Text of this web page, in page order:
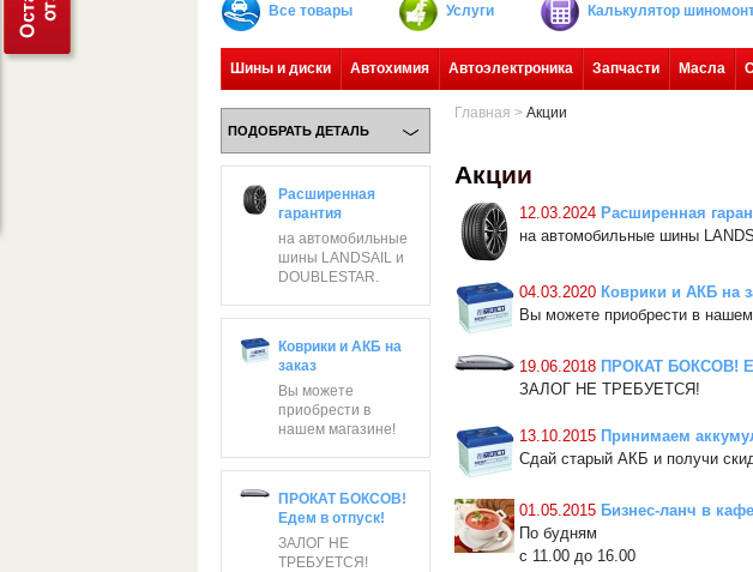
Все товары Услуги Калькулятор
Шины и диски Автохимия Автоэлектроника Запчасти Масла
ПОДОБРАТЬ ДЕТАЛЬ
Расширенная
гарантия
на автомобильные
шины LANDSAIL и
DOUBLESTAR.
Коврики и АКБ на
заказ
Вы можете
приобрести в
нашем магазине!
ПРОКАТ БОКСОВ!
Едем в отпуск!
ЗАЛОГ НЕ
ТРЕБУЕТСЯ!
Главная > Акции
Акции
12.03.2024 Расширенная
на автомобильные шины
04.03.2020 Коврики и АКБ на
Вы можете приобрести в нашем
19.06.2018 ПРОКАТ БОКСОВ!
ЗАЛОГ НЕ ТРЕБУЕТСЯ!
13.10.2015 Принимаем
Сдай старый АКБ и получи
01.05.2015 Бизнес-ланч в
По будням
с 11.00 до 16.00